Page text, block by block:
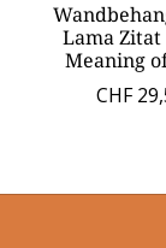
Lama
Meaning
CHF